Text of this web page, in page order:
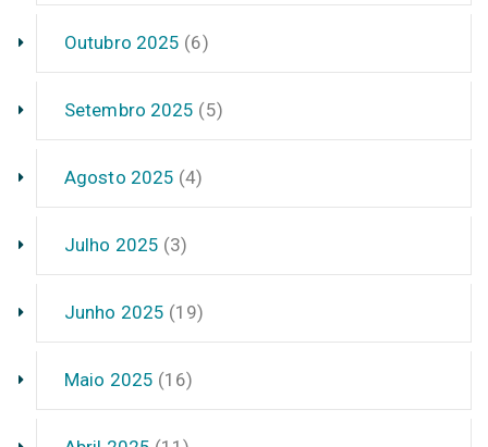
Outubro 2025 (6)
Setembro 2025 (5)
Agosto 2025 (4)
Julho 2025 (3)
Junho 2025 (19)
Maio 2025 (16)